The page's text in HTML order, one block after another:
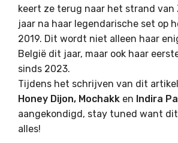
keert ze terug naar het strand van
jaar na haar legendarische set op
2019. Dit wordt niet alleen haar
België dit jaar, maar ook haar
sinds 2023.
Tijdens het schrijven van dit
Honey Dijon, Mochakk en Indira
aangekondigd, stay tuned want
alles!